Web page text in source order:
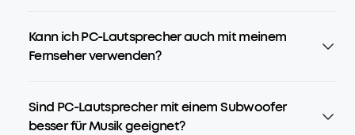
Kann ich PC-Lautsprecher auch mit meinem
Fernseher verwenden?
Sind PC-Lautsprecher mit einem Subwoofer
besser für Musik geeignet?